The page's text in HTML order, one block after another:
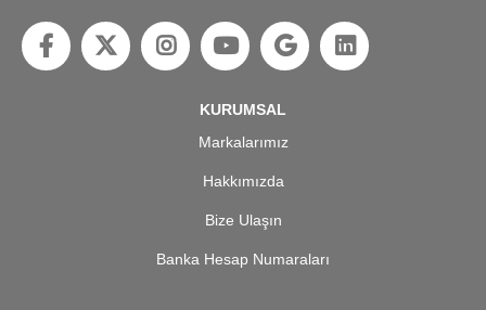
KURUMSAL
Markalarımız
Hakkımızda
Bize Ulaşın
Banka Hesap Numaraları